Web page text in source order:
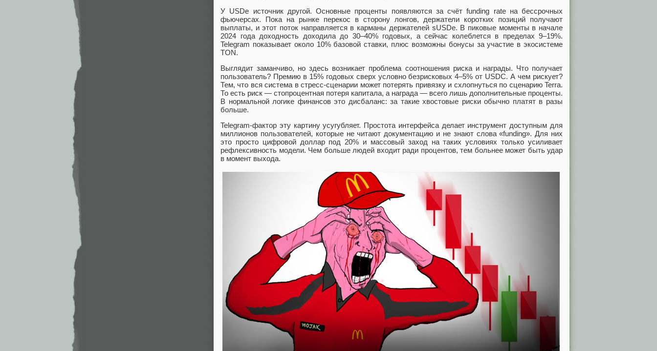
У USDe источник другой. Основные проценты появляются за счёт funding rate на бессрочных
фьючерсах. Пока на рынке перекос в сторону лонгов, держатели коротких позиций получают
выплаты, и этот поток направляется в карманы держателей sUSDe. В пиковые моменты в начале
2024 года доходность доходила до 30–40% годовых, а сейчас колеблется в пределах 9–19%.
Telegram показывает около 10% базовой ставки, плюс возможны бонусы за участие в экосистеме
TON.
Выглядит заманчиво, но здесь возникает проблема соотношения риска и награды. Что получает
пользователь? Премию в 15% годовых сверх условно безрисковых 4–5% от USDC. А чем рискует?
Тем, что вся система в стресс-сценарии может потерять привязку и схлопнуться по сценарию Terra.
То есть риск — стопроцентная потеря капитала, а награда — всего лишь дополнительные проценты.
В нормальной логике финансов это дисбаланс: за такие хвостовые риски обычно платят в разы
больше.
Telegram-фактор эту картину усугубляет. Простота интерфейса делает инструмент доступным для
миллионов пользователей, которые не читают документацию и не знают слова «funding». Для них
это просто цифровой доллар под 20% и массовый заход на таких условиях только усиливает
рефлексивность модели. Чем больше людей входит ради процентов, тем больнее может быть удар
в момент выхода.